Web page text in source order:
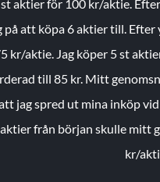
st aktier för 100 kr/aktie.
på att köpa 6 aktier till. Efter
kr/aktie. Jag köper 5 st
till 85 kr. Mitt
jag spred ut mina inköp
från början skulle mitt
kr/